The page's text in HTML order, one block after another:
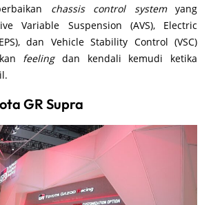
chassis control system yang
Variable Suspension (AVS), Electric
dan Vehicle Stability Control (VSC)
feelingdan kendali kemudi ketika
GR Supra